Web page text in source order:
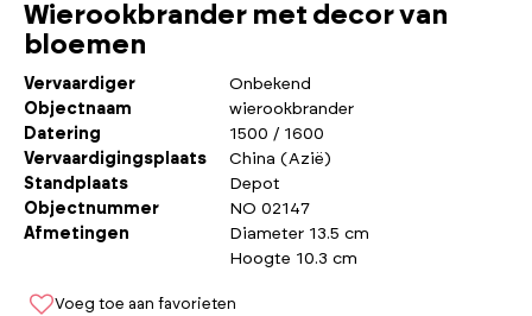
Wierookbrander met decor van
bloemen
Vervaardiger
Onbekend
Objectnaam
wierookbrander
Datering
1500 / 1600
Vervaardigingsplaats
China (Azië)
Standplaats
Depot
Objectnummer
NO 02147
Afmetingen
Diameter 13.5 cm
Hoogte 10.3 cm
Voeg toe aan favorieten